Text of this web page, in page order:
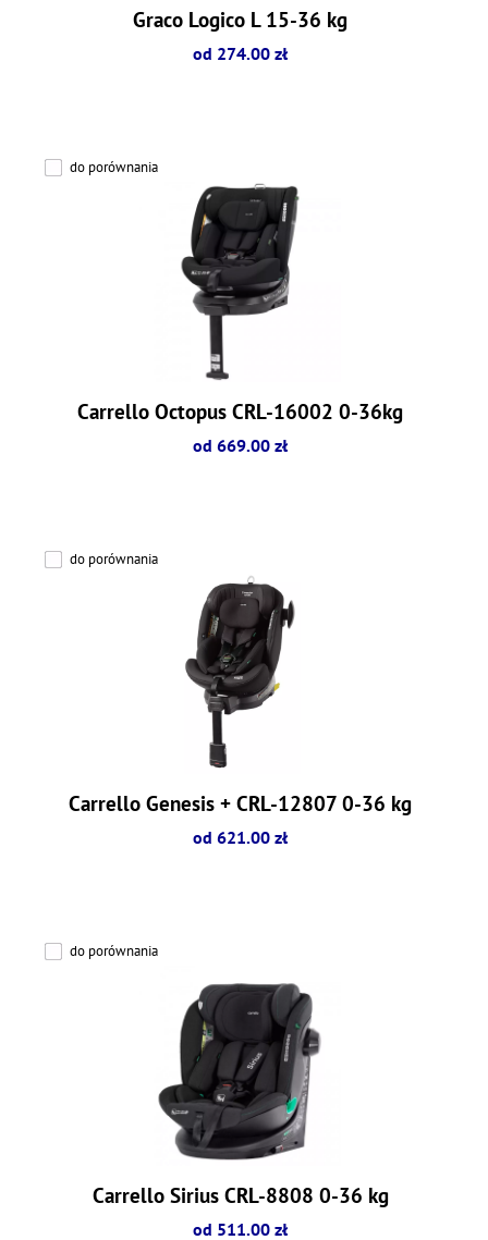
Graco Logico L 15-36 kg
od 274.00 zł
do porównania
Carrello Octopus CRL-16002 0-36kg
od 669.00 zł
do porównania
Carrello Genesis + CRL-12807 0-36 kg
od 621.00 zł
do porównania
Carrello Sirius CRL-8808 0-36 kg
od 511.00 zł